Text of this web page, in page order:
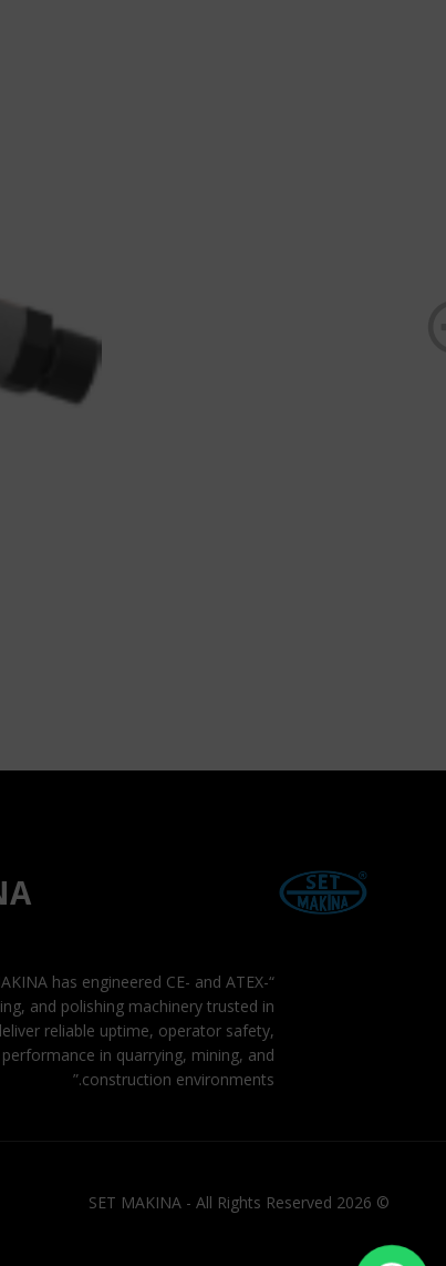
has engineered CE- and ATEX-
and polishing machinery trusted in
reliable uptime, operator safety,
in quarrying, mining, and
construction environments.”
© 2026 SET MAKINA - All Rights Reserved